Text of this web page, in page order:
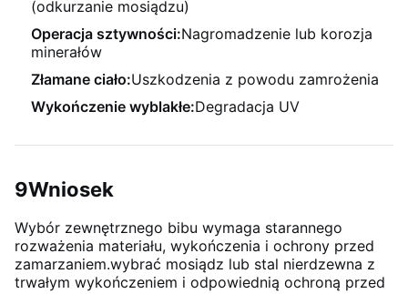
(odkurzanie mosiądzu)
Operacja sztywności:Nagromadzenie lub korozja
minerałów
Złamane ciało:Uszkodzenia z powodu zamrożenia
Wykończenie wyblakłe:Degradacja UV
9Wniosek
Wybór zewnętrznego bibu wymaga starannego
rozważenia materiału, wykończenia i ochrony przed
zamarzaniem.wybrać mosiądz lub stal nierdzewna z
trwałym wykończeniem i odpowiednią ochroną przed